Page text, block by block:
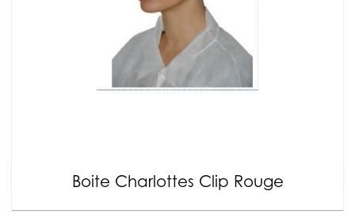
Boite Charlottes Clip Rouge